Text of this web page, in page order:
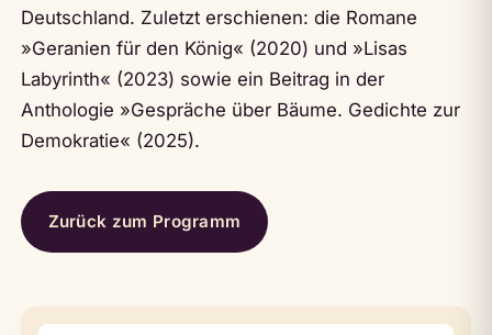
Deutschland. Zuletzt erschienen: die Romane
»Geranien für den König« (2020) und »Lisas
Labyrinth« (2023) sowie ein Beitrag in der
Anthologie »Gespräche über Bäume. Gedichte zur
Demokratie« (2025).
Zurück zum Programm